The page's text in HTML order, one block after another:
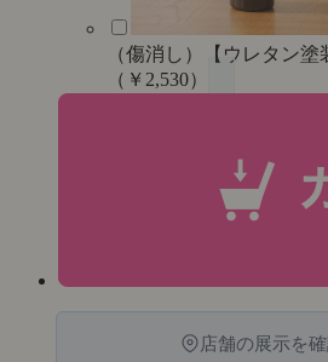
（傷消し）【ウレタン塗
（￥2,530）
店舗の展示を